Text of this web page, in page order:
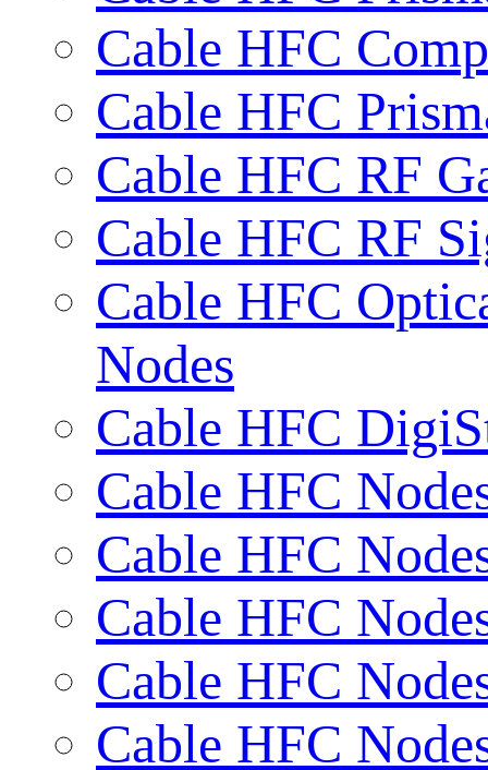
Cable HFC
Cable HFC
Cable HFC RF
Cable HFC RF
Cable HFC
Nodes
Cable HFC
Cable HFC
Cable HFC
Cable HFC
Cable HFC
Cable HFC